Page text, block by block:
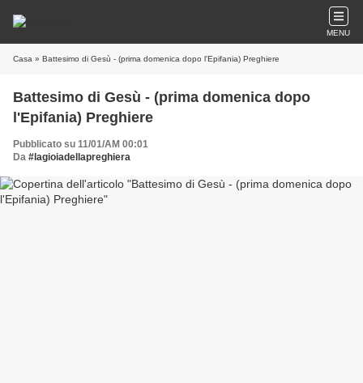
MENU
Casa » Battesimo di Gesù - (prima domenica dopo l'Epifania) Preghiere
Battesimo di Gesù - (prima domenica dopo
l'Epifania) Preghiere
Pubblicato su 11/01/AM 00:01
Da #lagioiadellapreghiera